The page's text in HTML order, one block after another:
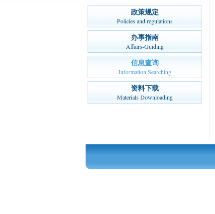
政策规定
Policies and regulations
办事指南
Affairs-Guiding
信息查询
Information Searching
资料下载
Materials Downloading